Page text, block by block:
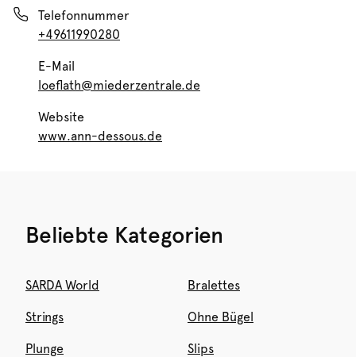
Telefonnummer
+49611990280
E-Mail
loeflath@miederzentrale.de
Website
www.ann-dessous.de
Beliebte Kategorien
SARDA World Bralettes
Strings Ohne Bügel
Plunge Slips